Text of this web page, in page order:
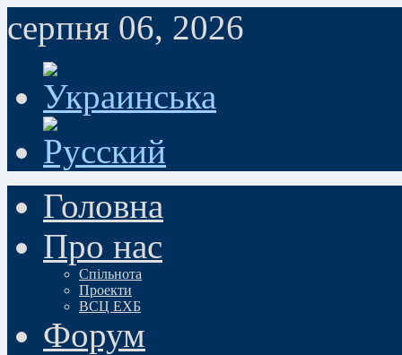
серпня 06, 2026
Головна
Про нас
Спільнота
Проекти
ВСЦ ЕХБ
Форум